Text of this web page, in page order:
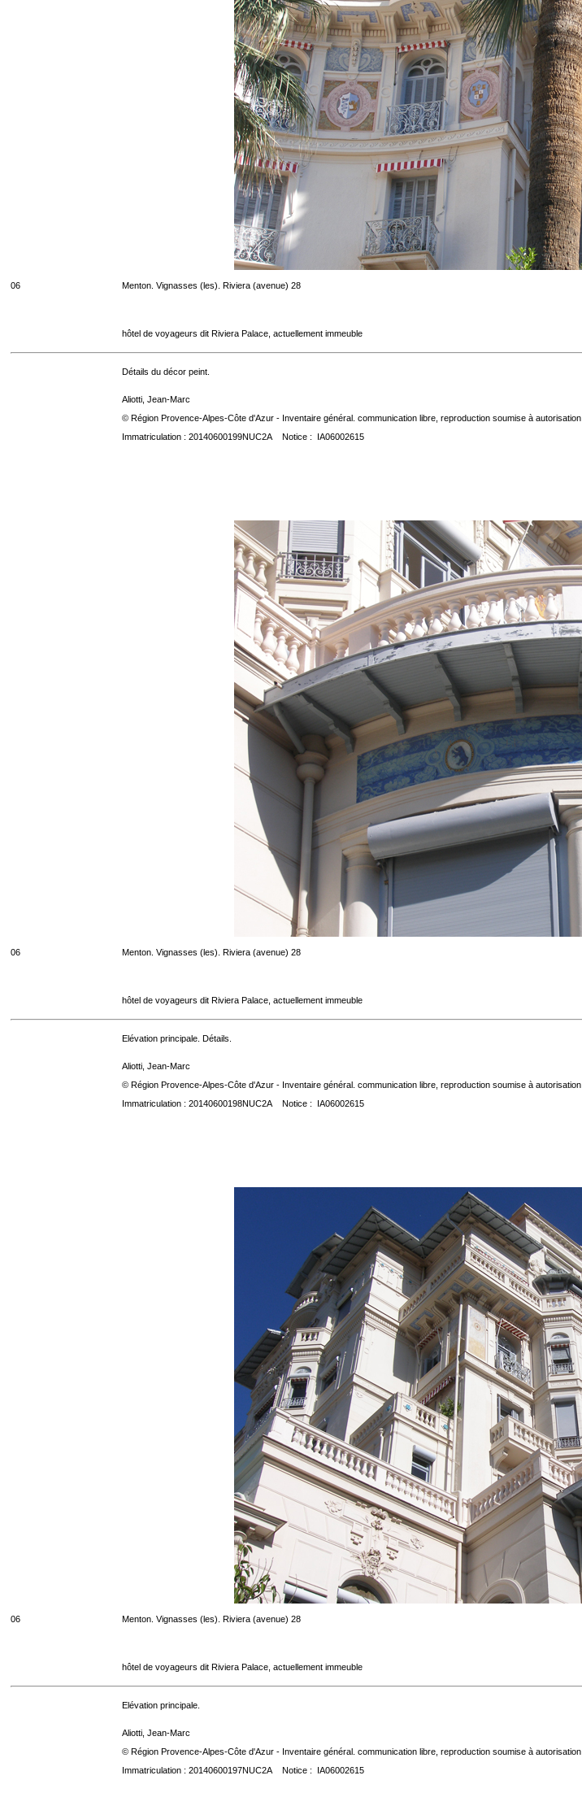
06 Menton. Vignasses (les). Riviera (avenue) 28
hôtel de voyageurs dit Riviera Palace, actuellement immeuble
Détails du décor peint.
Aliotti, Jean-Marc
© Région Provence-Alpes-Côte d'Azur - Inventaire général. communication libre, reproduction soumise à autorisation
Immatriculation : 20140600199NUC2A Notice : IA06002615
06 Menton. Vignasses (les). Riviera (avenue) 28
hôtel de voyageurs dit Riviera Palace, actuellement immeuble
Elévation principale. Détails.
Aliotti, Jean-Marc
© Région Provence-Alpes-Côte d'Azur - Inventaire général. communication libre, reproduction soumise à autorisation
Immatriculation : 20140600198NUC2A Notice : IA06002615
06 Menton. Vignasses (les). Riviera (avenue) 28
hôtel de voyageurs dit Riviera Palace, actuellement immeuble
Elévation principale.
Aliotti, Jean-Marc
© Région Provence-Alpes-Côte d'Azur - Inventaire général. communication libre, reproduction soumise à autorisation
Immatriculation : 20140600197NUC2A Notice : IA06002615